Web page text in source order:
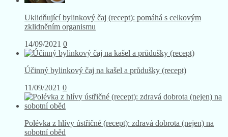
Uklidňující bylinkový čaj (recept): pomáhá s celkovým
zklidněním organismu
14/09/2021 0
Účinný bylinkový čaj na kašel a průdušky (recept)
11/09/2021 0
Polévka z hlívy ústřičné (recept): zdravá dobrota (nejen) na
sobotní oběd